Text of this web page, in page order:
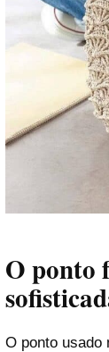
O ponto
O ponto usado